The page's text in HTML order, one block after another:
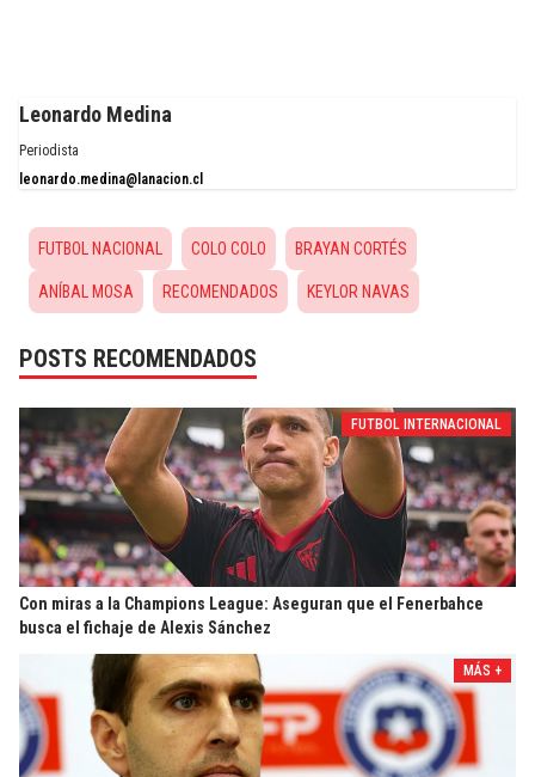
Leonardo Medina
Periodista
leonardo.medina@lanacion.cl
FUTBOL NACIONAL COLO COLO BRAYAN CORTÉS
ANÍBAL MOSA RECOMENDADOS KEYLOR NAVAS
POSTS RECOMENDADOS
FUTBOL INTERNACIONAL
Con miras a la Champions League: Aseguran que el Fenerbahce
busca el fichaje de Alexis Sánchez
MÁS +